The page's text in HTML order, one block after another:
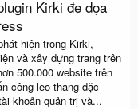
Kirki đe dọa
hiện trong Kirki,
và xây dựng trang trên
500.000 website trên
công leo thang đặc
khoản quản trị và...